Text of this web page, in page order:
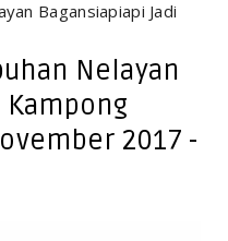
Nelayan
Kampong
2017 -